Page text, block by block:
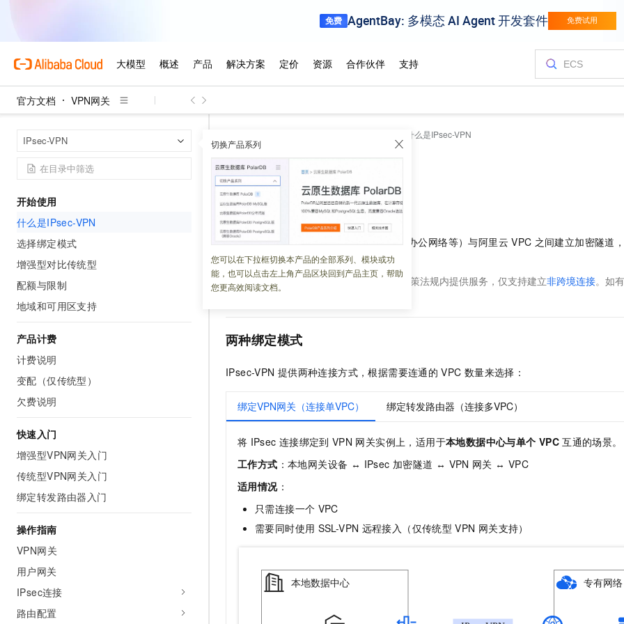
官方文档 VPN网关
IPsec-VPN 切换产品系列
您可以在下拉框切换本产品的全部系列、模块或功
能，也可以点击左上角产品区块回到产品主页，帮助
您更高效阅读文档。
开始使用
什么是IPsec-VPN
选择绑定模式
增强型对比传统型
配额与限制
地域和可用区支持
产品计费
计费说明
变配（仅传统型）
欠费说明
快速入门
增强型VPN网关入门
传统型VPN网关入门
绑定转发路由器入门
操作指南
VPN网关
用户网关
IPsec连接
路由配置
什么是IPsec-VPN
什么是IPsec-VPN
更新时间： 2026-07-24 06:26:21
IPsec-VPN 在本地网络（企业数据中心、办公网络等）与阿里云 VPC 之间建立加密隧道
安全互访。
阿里云 VPN 网关产品在中国国家相关政策法规内提供服务，仅支持建立非跨境连接。如
两种绑定模式
IPsec-VPN 提供两种连接方式，根据需要连通的 VPC 数量来选择：
绑定VPN网关（连接单VPC） 绑定转发路由器（连接多VPC）
将 IPsec 连接绑定到 VPN 网关实例上，适用于本地数据中心与单个 VPC 互通的场景。
工作方式 ：本地网关设备 ↔ IPsec 加密隧道 ↔ VPN 网关 ↔ VPC
适用情况：
只需连接一个 VPC
需要同时使用 SSL-VPN 远程接入（仅传统型 VPN 网关支持）